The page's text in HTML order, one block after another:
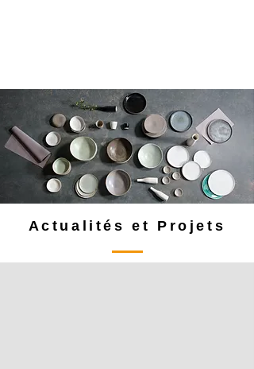
Actualités et Projets